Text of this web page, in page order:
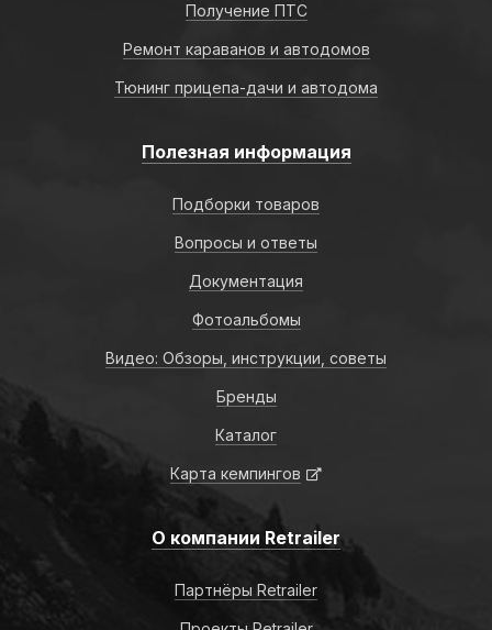
Получение ПТС
Ремонт караванов и автодомов
Тюнинг прицепа-дачи и автодома
Полезная информация
Подборки товаров
Вопросы и ответы
Документация
Фотоальбомы
Видео: Обзоры, инструкции, советы
Бренды
Каталог
Карта кемпингов
О компании Retrailer
Партнёры Retrailer